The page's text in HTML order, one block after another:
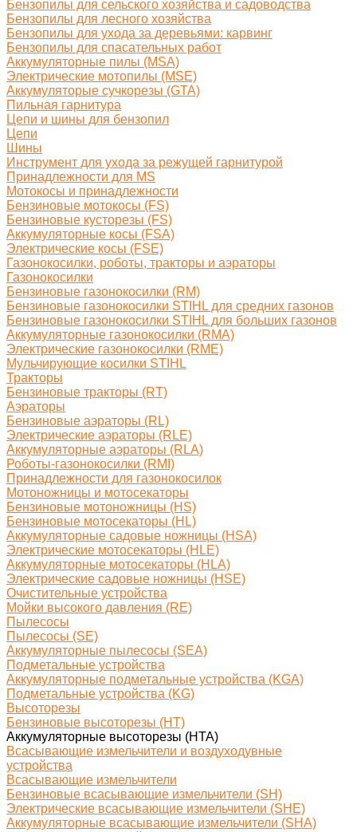
Бензопилы для сельского хозяйства и садоводства
Бензопилы для лесного хозяйства
Бензопилы для ухода за деревьями: карвинг
Бензопилы для спасательных работ
Аккумуляторные пилы (MSA)
Электрические мотопилы (MSE)
Аккумуляторые сучкорезы (GTA)
Пильная гарнитура
Цепи и шины для бензопил
Цепи
Шины
Инструмент для ухода за режущей гарнитурой
Принадлежности для MS
Мотокосы и принадлежности
Бензиновые мотокосы (FS)
Бензиновые кусторезы (FS)
Аккумуляторные косы (FSA)
Электрические косы (FSE)
Газонокосилки, роботы, тракторы и аэраторы
Газонокосилки
Бензиновые газонокосилки (RM)
Бензиновые газонокосилки STIHL для средних газонов
Бензиновые газонокосилки STIHL для больших газонов
Аккумуляторные газонокосилки (RMA)
Электрические газонокосилки (RME)
Мульчирующие косилки STIHL
Тракторы
Бензиновые тракторы (RT)
Аэраторы
Бензиновые аэраторы (RL)
Электрические аэраторы (RLE)
Аккумуляторные аэраторы (RLA)
Роботы-газонокосилки (RMI)
Принадлежности для газонокосилок
Мотоножницы и мотосекаторы
Бензиновые мотоножницы (HS)
Бензиновые мотосекаторы (HL)
Аккумуляторные садовые ножницы (HSA)
Электрические мотосекаторы (HLE)
Аккумуляторные мотосекаторы (HLA)
Электрические садовые ножницы (HSE)
Очистительные устройства
Мойки высокого давления (RE)
Пылесосы
Пылесосы (SE)
Аккумуляторные пылесосы (SEA)
Подметальные устройства
Аккумуляторные подметальные устройства (KGA)
Подметальные устройства (KG)
Высоторезы
Бензиновые высоторезы (HT)
Аккумуляторные высоторезы (HTA)
Всасывающие измельчители и воздуходувные
устройства
Всасывающие измельчители
Бензиновые всасывающие измельчители (SH)
Электрические всасывающие измельчители (SHE)
Аккумуляторные всасывающие измельчители (SHA)